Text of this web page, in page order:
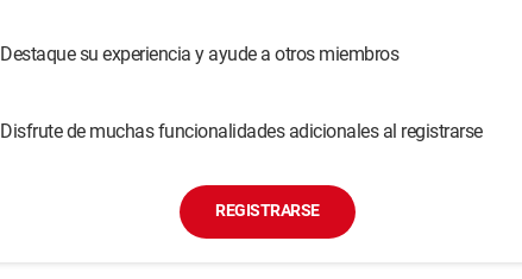
Destaque su experiencia y ayude a otros miembros
Disfrute de muchas funcionalidades adicionales al registrarse
REGISTRARSE